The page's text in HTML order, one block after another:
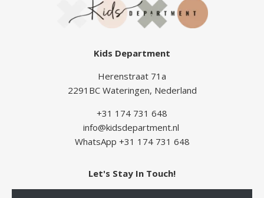
Kids Department
Herenstraat 71a
2291BC Wateringen, Nederland
+31 174 731 648
info@kidsdepartment.nl
WhatsApp +31 174 731 648
Let's Stay In Touch!